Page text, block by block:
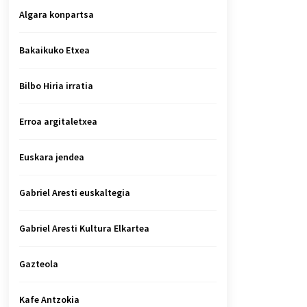
Algara konpartsa
Bakaikuko Etxea
Bilbo Hiria irratia
Erroa argitaletxea
Euskara jendea
Gabriel Aresti euskaltegia
Gabriel Aresti Kultura Elkartea
Gazteola
Kafe Antzokia